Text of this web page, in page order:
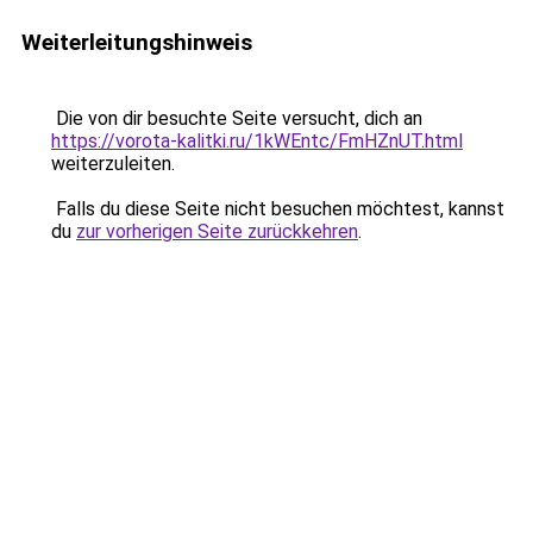
Weiterleitungshinweis
Die von dir besuchte Seite versucht, dich an
https://vorota-kalitki.ru/1kWEntc/FmHZnUT.html
weiterzuleiten.
Falls du diese Seite nicht besuchen möchtest, kannst
du zur vorherigen Seite zurückkehren.